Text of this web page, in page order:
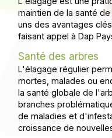
maintien de la santé
uns des avantages
faisant appel à Dap
Santé des arbres
L'élagage régulier
mortes, malades ou
la santé globale de
branches
de maladies et
croissance de